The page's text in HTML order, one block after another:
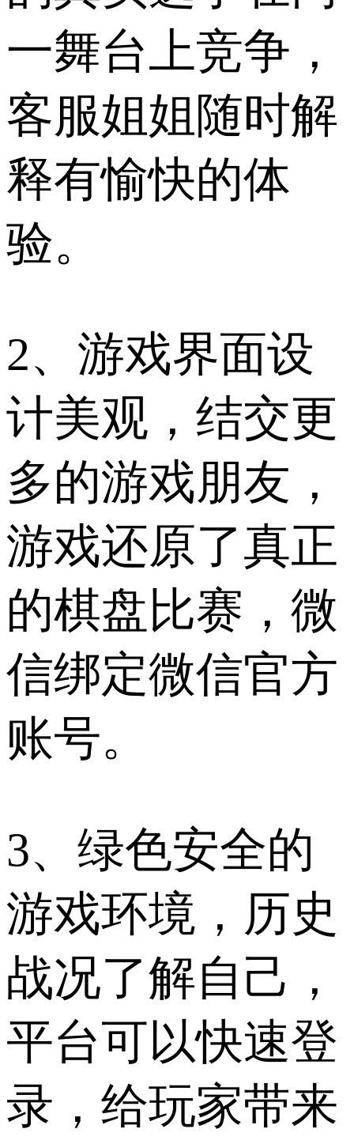
一舞台上竞争，
客服姐姐随时解
释有愉快的体
验。
2、游戏界面设
计美观，结交更
多的游戏朋友，
游戏还原了真正
的棋盘比赛，微
信绑定微信官方
账号。
3、绿色安全的
游戏环境，历史
战况了解自己，
平台可以快速登
录，给玩家带来